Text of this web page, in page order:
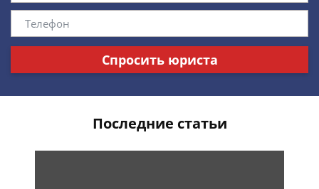
Спросить юриста
Последние статьи